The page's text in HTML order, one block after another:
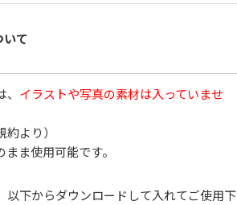
て
イラストや写真の素材は入っていませ
より）
ま使用可能です。
以下からダウンロードして入れてご使用下